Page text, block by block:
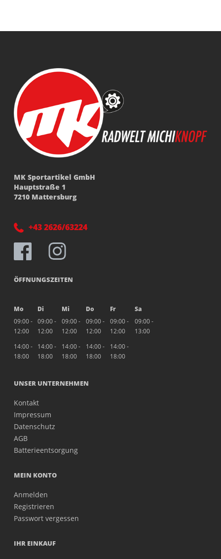
MK Sportartikel GmbH
Hauptstraße 1
7210 Mattersburg
+43 2626/63224
ÖFFNUNGSZEITEN
Mo Di Mi Do Fr
Sa
09:00 -
12:00
09:00 -
12:00
09:00 -
12:00
09:00 -
12:00
09:00 -
12:00
09:00 -
13:00
14:00 -
18:00
14:00 -
18:00
14:00 -
18:00
14:00 -
18:00
14:00 -
18:00
UNSER UNTERNEHMEN
Kontakt
Impressum
Datenschutz
AGB
Batterieentsorgung
MEIN KONTO
Anmelden
Registrieren
Passwort vergessen
IHR EINKAUF